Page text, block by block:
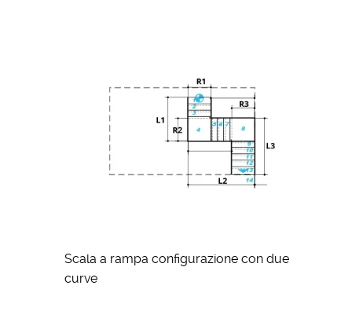
Scala a rampa configurazione con due
curve